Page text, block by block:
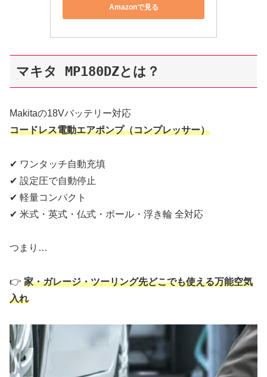
Amazonで見る
マキタ MP180DZとは？
Makitaの18Vバッテリー対応
コードレス電動エアポンプ（コンプレッサー）
✔ ワンタッチ自動充填
✔ 設定圧で自動停止
✔ 軽量コンパクト
✔ 米式・英式・仏式・ボール・浮き輪 全対応
つまり…
👉 家・ガレージ・ツーリング先どこでも使える万能空気
入れ